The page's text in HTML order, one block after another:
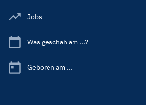
Jobs
Was geschah am ...?
Geboren am ...